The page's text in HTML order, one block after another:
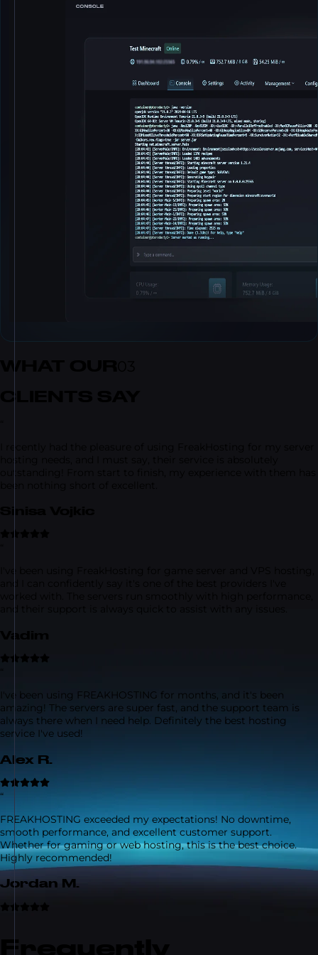
“
I've been using FREAKHOSTING for months, and it's been
amazing! The servers are super fast, and the support team is
always there when I need help. Definitely the best hosting
service I've used!
Alex R.
“
FREAKHOSTING exceeded my expectations! No downtime,
smooth performance, and excellent customer support.
Whether for gaming or web hosting, this is the best choice.
Highly recommended!
Jordan M.